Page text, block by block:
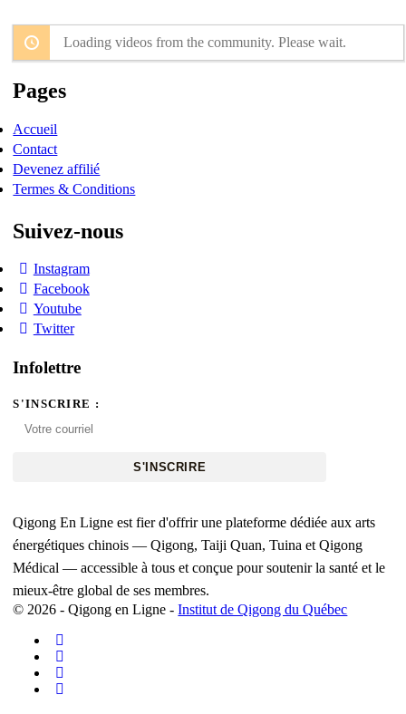
Loading videos from the community. Please wait.
Pages
Accueil
Contact
Devenez affilié
Termes & Conditions
Suivez-nous
Instagram
Facebook
Youtube
Twitter
Infolettre
S'INSCRIRE :
S'INSCRIRE
Qigong En Ligne est fier d'offrir une plateforme dédiée aux arts
énergétiques chinois — Qigong, Taiji Quan, Tuina et Qigong
Médical — accessible à tous et conçue pour soutenir la santé et le
mieux-être global de ses membres.
© 2026 - Qigong en Ligne -Institut de Qigong du Québec